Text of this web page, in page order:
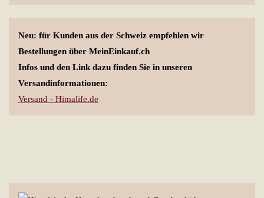
Neu: für Kunden aus der Schweiz empfehlen wir
Bestellungen über MeinEinkauf.ch
Infos und den Link dazu finden Sie in unseren
Versandinformationen:
Versand - Himalife.de